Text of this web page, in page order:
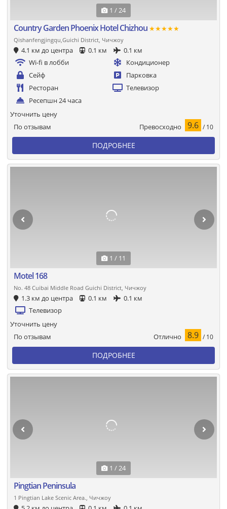
1 / 24
Country Garden Phoenix Hotel Chizhou ★★★★★
Qishanfengjingqu,Guichi District, Чичжоу
4.1 км до центра 0.1 км
0.1 км
Wi-fi в лобби
Кондиционер
Сейф
Парковка
Ресторан
Телевизор
Ресепшн 24 часа
По отзывам Превосходно 9.6 / 10
Уточнить цену
ПОДРОБНЕЕ
1 / 11
Motel 168
No. 48 Cuibai Middle Road Guichi District, Чичжоу
1.3 км до центра 0.1 км
0.1 км
Телевизор
По отзывам Отлично 8.9 / 10
Уточнить цену
ПОДРОБНЕЕ
1 / 24
Pingtian Peninsula
1 Pingtian Lake Scenic Area., Чичжоу